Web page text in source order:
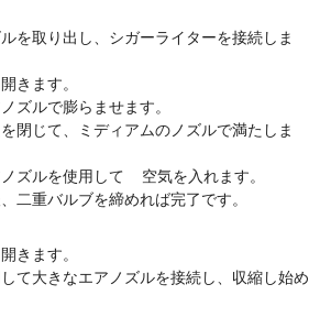
を取り出し、シガーライターを接続しま
きます。
ズルで膨らませます。
閉じて、ミディアムのノズルで満たしま
ズルを使用して
空気を入れます。
二重バルブを締めれば完了です。
きます。
て大きなエアノズルを接続し、収縮し始め